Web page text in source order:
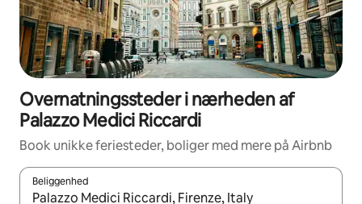
Overnatningssteder i nærheden af
Palazzo Medici Riccardi
Book unikke feriesteder, boliger med mere på Airbnb
Beliggenhed
Når resultaterne er tilgængelige, skal du navigere med